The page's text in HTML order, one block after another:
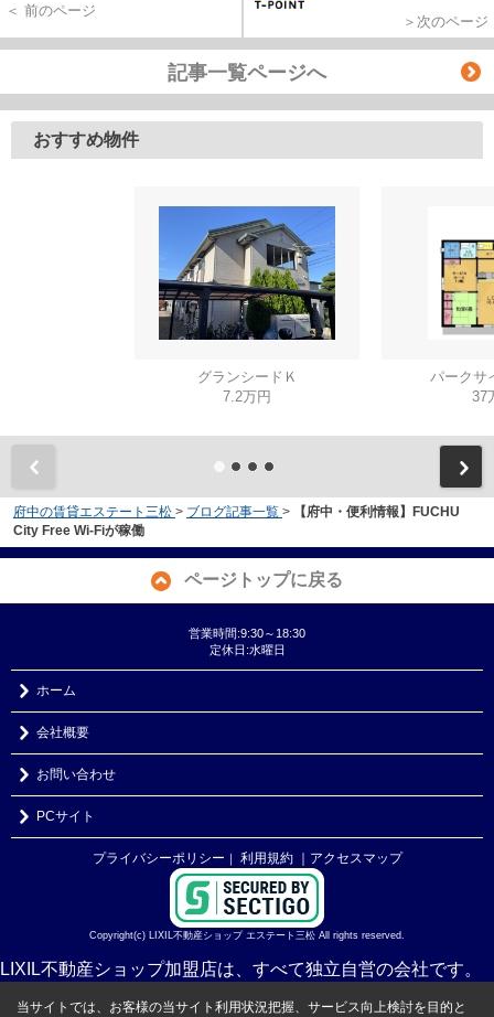
＜ 前のページ
＞次のページ
記事一覧ページへ
おすすめ物件
グランシードＫ
7.2万円
パークサ
37
府中の賃貸エステート三松 > ブログ記事一覧 >
【府中・便利情報】FUCHU
City Free Wi-Fiが稼働
ページトップに戻る
営業時間:9:30～18:30
定休日:水曜日
ホーム
会社概要
お問い合わせ
PCサイト
プライバシーポリシー 利用規約 ｜アクセスマップ
Copyright(c) LIXIL不動産ショップ エステート三松 All rights reserved.
LIXIL不動産ショップ加盟店は、すべて独立自営の会社です。
当サイトでは、お客様の当サイト利用状況把握、サービス向上検討を目的と